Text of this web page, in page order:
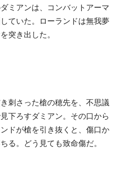
ミアンは、コンバットアーマ
ていた。ローランドは無我夢
突き出した。
刺さった槍の穂先を、不思議
下ろすダミアン。その口から
ドが槍を引き抜くと、傷口か
る。どう見ても致命傷だ。